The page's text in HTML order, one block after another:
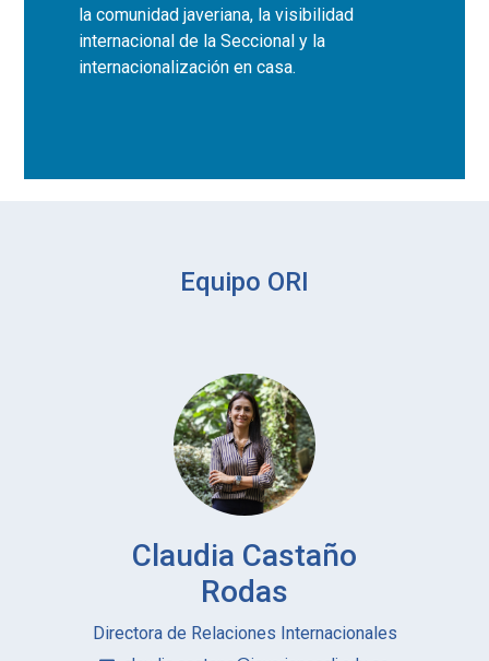
la comunidad javeriana, la visibilidad
internacional de la Seccional y la
internacionalización en casa.
Equipo ORI
Claudia Castaño
Rodas
Directora de Relaciones Internacionales